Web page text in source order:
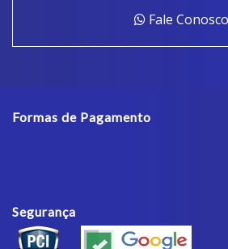
Fale Conosco
Formas de Pagamento
Segurança